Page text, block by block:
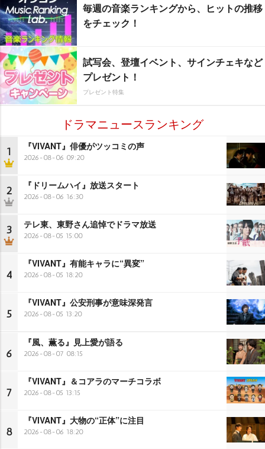
毎週の音楽ランキングから、ヒットの推移
をチェック！
試写会、登壇イベント、サインチェキなど
プレゼント！
プレゼント特集
ドラマニュースランキング
1 『VIVANT』俳優がツッコミの声
2026-08-06 09:20
2 『ドリームハイ』放送スタート
2026-08-06 16:30
3 テレ東、東野さん追悼でドラマ放送
2026-08-05 15:00
4
『VIVANT』有能キャラに“異変”
2026-08-05 18:20
5
『VIVANT』公安刑事が意味深発言
2026-08-05 13:20
6
『風、薫る』見上愛が語る
2026-08-07 08:15
7
『VIVANT』＆コアラのマーチコラボ
2026-08-05 13:15
8
『VIVANT』大物の“正体”に注目
2026-08-06 18:20